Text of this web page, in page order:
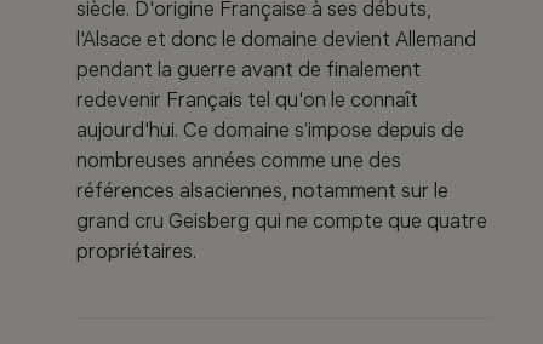
siècle. D'origine Française à ses débuts,
l'Alsace et donc le domaine devient Allemand
pendant la guerre avant de finalement
redevenir Français tel qu'on le connaît
aujourd'hui. Ce domaine s’impose depuis de
nombreuses années comme une des
références alsaciennes, notamment sur le
grand cru Geisberg qui ne compte que quatre
propriétaires.